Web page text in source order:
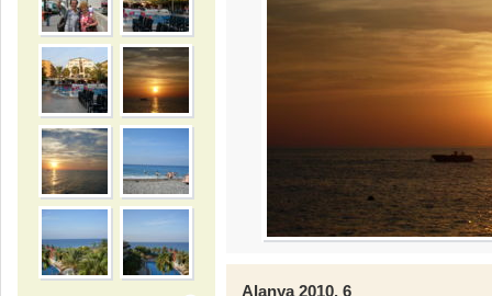
Alanya 2010. 6